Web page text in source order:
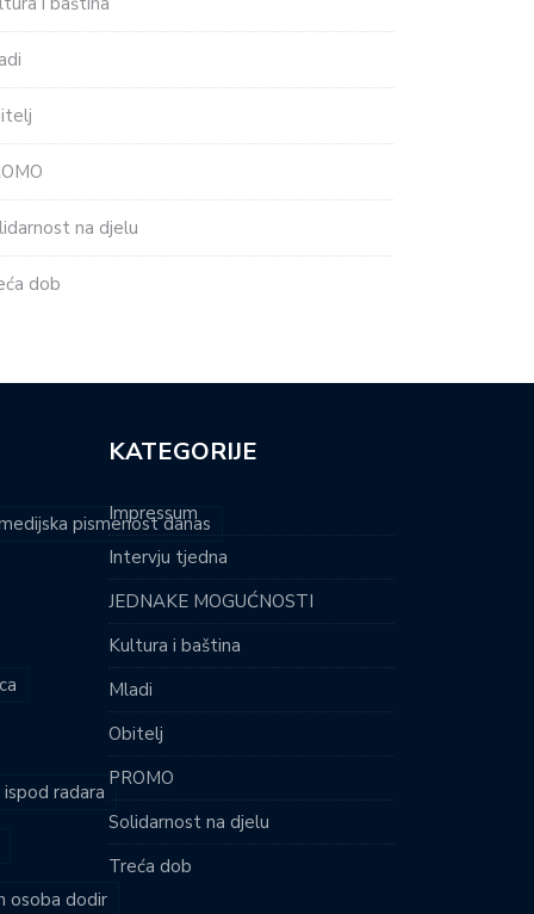
na djelu
dob
pismenost danas
radara
osoba dodir
KATEGORIJE
Impressum
Intervju tjedna
JEDNAKE MOGUĆNOSTI
Kultura i baština
Mladi
Obitelj
PROMO
Solidarnost na djelu
Treća dob